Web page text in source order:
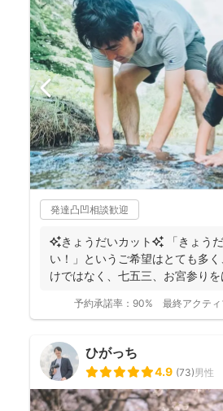
発達凸凹相談歓迎
✨きょうだいカット✨ 「きょう
い！」というご希望はとても多
けではなく、七五三、お宮参り
予約承諾率： 90% 最終アクティ
ひがっち
4.9 (73)男性